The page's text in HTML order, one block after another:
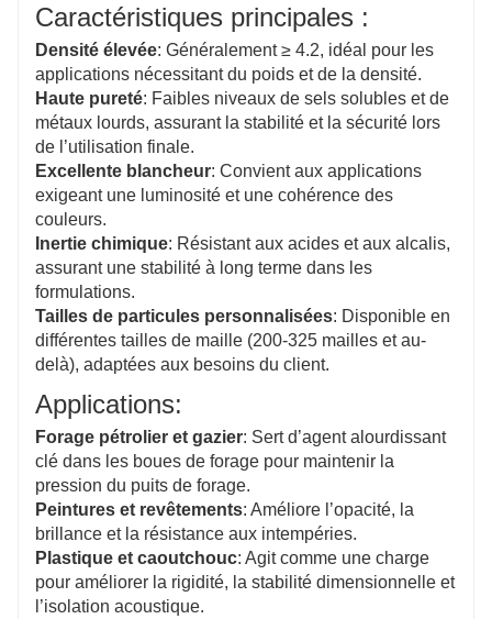
Caractéristiques principales :
Densité élevée: Généralement ≥ 4.2, idéal pour les
applications nécessitant du poids et de la densité.
Haute pureté: Faibles niveaux de sels solubles et de
métaux lourds, assurant la stabilité et la sécurité lors
de l’utilisation finale.
Excellente blancheur: Convient aux applications
exigeant une luminosité et une cohérence des
couleurs.
Inertie chimique: Résistant aux acides et aux alcalis,
assurant une stabilité à long terme dans les
formulations.
Tailles de particules personnalisées: Disponible en
différentes tailles de maille (200-325 mailles et au-
delà), adaptées aux besoins du client.
Applications:
Forage pétrolier et gazier: Sert d’agent alourdissant
clé dans les boues de forage pour maintenir la
pression du puits de forage.
Peintures et revêtements: Améliore l’opacité, la
brillance et la résistance aux intempéries.
Plastique et caoutchouc: Agit comme une charge
pour améliorer la rigidité, la stabilité dimensionnelle et
l’isolation acoustique.